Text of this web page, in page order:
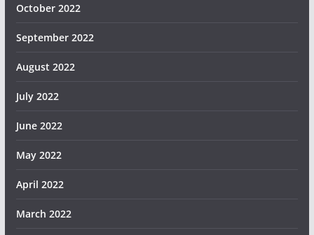
October 2022
September 2022
August 2022
July 2022
June 2022
May 2022
April 2022
March 2022